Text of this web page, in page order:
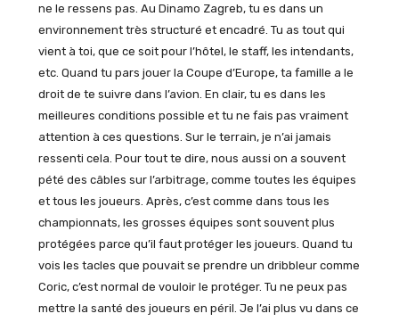
ne le ressens pas. Au Dinamo Zagreb, tu es dans un
environnement très structuré et encadré. Tu as tout qui
vient à toi, que ce soit pour l’hôtel, le staff, les intendants,
etc. Quand tu pars jouer la Coupe d’Europe, ta famille a le
droit de te suivre dans l’avion. En clair, tu es dans les
meilleures conditions possible et tu ne fais pas vraiment
attention à ces questions. Sur le terrain, je n’ai jamais
ressenti cela. Pour tout te dire, nous aussi on a souvent
pété des câbles sur l’arbitrage, comme toutes les équipes
et tous les joueurs. Après, c’est comme dans tous les
championnats, les grosses équipes sont souvent plus
protégées parce qu’il faut protéger les joueurs. Quand tu
vois les tacles que pouvait se prendre un dribbleur comme
Coric, c’est normal de vouloir le protéger. Tu ne peux pas
mettre la santé des joueurs en péril. Je l’ai plus vu dans ce